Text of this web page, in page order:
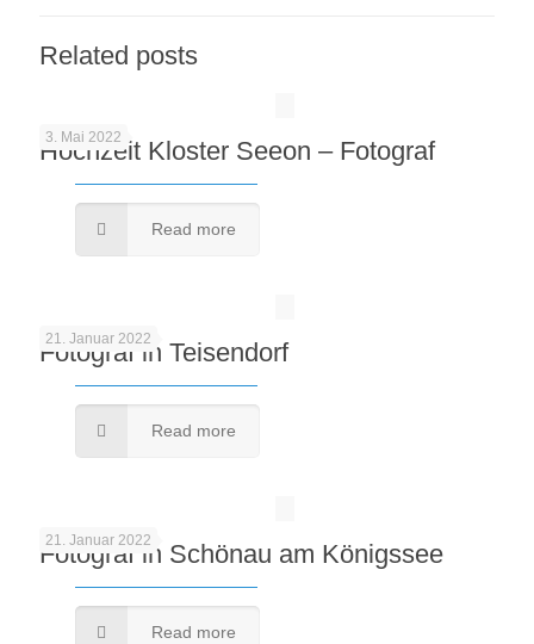
Related posts
3. Mai 2022
Hochzeit Kloster Seeon – Fotograf
Read more
21. Januar 2022
Fotograf in Teisendorf
Read more
21. Januar 2022
Fotograf in Schönau am Königssee
Read more